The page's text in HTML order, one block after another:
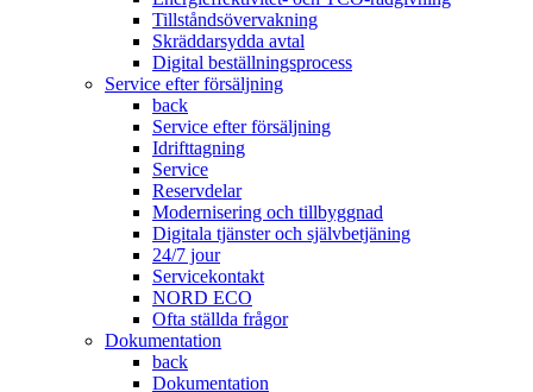
Tillståndsövervakning
Skräddarsydda avtal
Digital beställningsprocess
Service efter försäljning
back
Service efter försäljning
Idrifttagning
Service
Reservdelar
Modernisering och tillbyggnad
Digitala tjänster och självbetjäning
24/7 jour
Servicekontakt
NORD ECO
Ofta ställda frågor
Dokumentation
back
Dokumentation